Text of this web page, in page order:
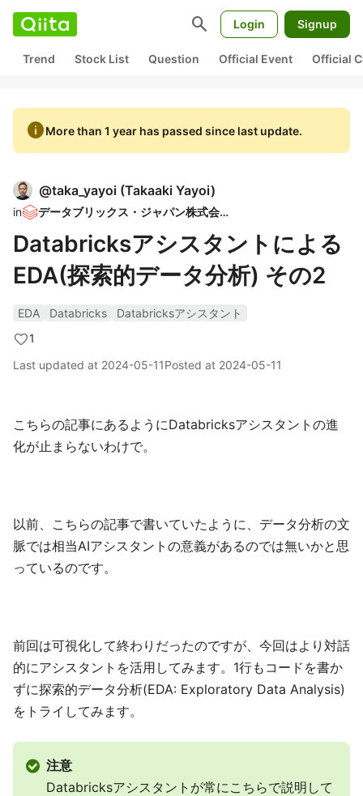
search Login Signup
Trend Stock List Question Official Event Official
infoMore than 1 year has passed since last update.
@taka_yayoi (Takaaki Yayoi)
in データブリックス・ジャパン株式会社
Databricksアシスタントによる
EDA(探索的データ分析) その2
EDA Databricks
Databricksアシスタント
1
Last updated at 2024-05-11Posted at 2024-05-11
こちらの記事にあるようにDatabricksアシスタントの進
化が止まらないわけで。
以前、こちらの記事で書いていたように、データ分析の文
脈では相当AIアシスタントの意義があるのでは無いかと思
っているのです。
前回は可視化して終わりだったのですが、今回はより対話
的にアシスタントを活用してみます。1行もコードを書か
ずに探索的データ分析(EDA: Exploratory Data Analysis)
をトライしてみます。
注意
Databricksアシスタントが常にこちらで説明して